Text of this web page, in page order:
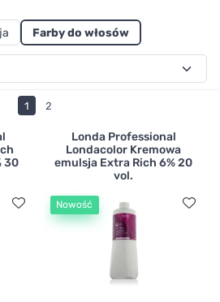
i niebezpiecznych oraz
i zniszczone. W Ferwer
naturalnych farb do włosów,
ze składników roślinnych -
nie tylko zabarwią Twoje
je, wzmocnią i dodadzą im
znajdziesz farby do włosów
Farby do włosów
1 2
30
Londa Professional
Londacolor Kremowa
emulsja Extra Rich 6% 20
vol.
Nowość